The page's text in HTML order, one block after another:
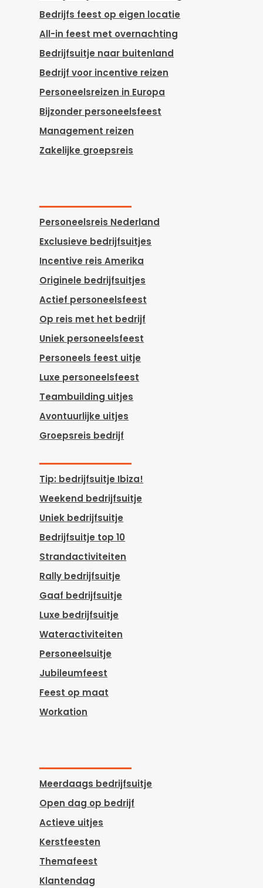
Bedrijfs feest op eigen locatie
All-in feest met overnachting
Bedrijfsuitje naar buitenland
Bedrijf voor incentive reizen
Personeelsreizen in Europa
Bijzonder personeelsfeest
Management reizen
Zakelijke groepsreis
Personeelsreis Nederland
Exclusieve bedrijfsuitjes
Incentive reis Amerika
Originele bedrijfsuitjes
Actief personeelsfeest
Op reis met het bedrijf
Uniek personeelsfeest
Personeels feest uitje
Luxe personeelsfeest
Teambuilding uitjes
Avontuurlijke uitjes
Groepsreis bedrijf
Tip: bedrijfsuitje Ibiza!
Weekend bedrijfsuitje
Uniek bedrijfsuitje
Bedrijfsuitje top 10
Strandactiviteiten
Rally bedrijfsuitje
Gaaf bedrijfsuitje
Luxe bedrijfsuitje
Wateractiviteiten
Personeelsuitje
Jubileumfeest
Feest op maat
Workation
Meerdaags bedrijfsuitje
Open dag op bedrijf
Actieve uitjes
Kerstfeesten
Themafeest
Klantendag